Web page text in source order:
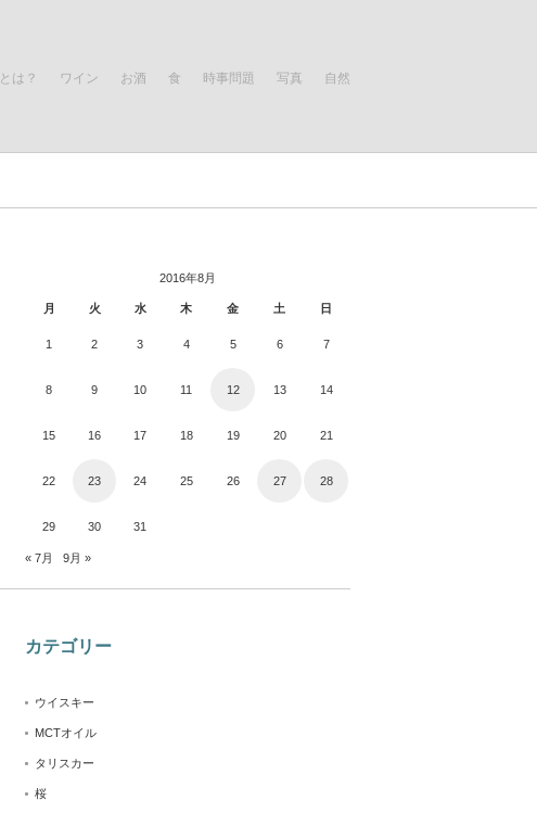
は？ ワイン お酒 食 時事問題 写真 自然
2016年8月
月 火 水 木 金 土 日
1 2 3 4 5 6 7
8 9 10 11 12 13 14
15 16 17 18 19 20 21
22 23 24 25 26 27 28
29 30 31
« 7月 9月 »
カテゴリー
ウイスキー
MCTオイル
タリスカー
桜